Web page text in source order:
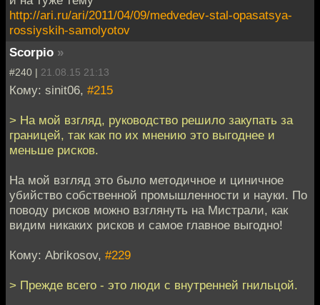
http://ari.ru/ari/2011/04/09/medvedev-stal-opasatsya-
rossiyskih-samolyotov
Scorpio »
#240 | 21.08.15 21:13
Кому: sinit06, #215
> На мой взгляд, руководство решило закупать за
границей, так как по их мнению это выгоднее и
меньше рисков.
На мой взгляд это было методичное и циничное
убийство собственной промышленности и науки. По
поводу рисков можно взглянуть на Мистрали, как
видим никаких рисков и самое главное выгодно!
Кому: Abrikosov, #229
> Прежде всего - это люди с внутренней гнильцой.